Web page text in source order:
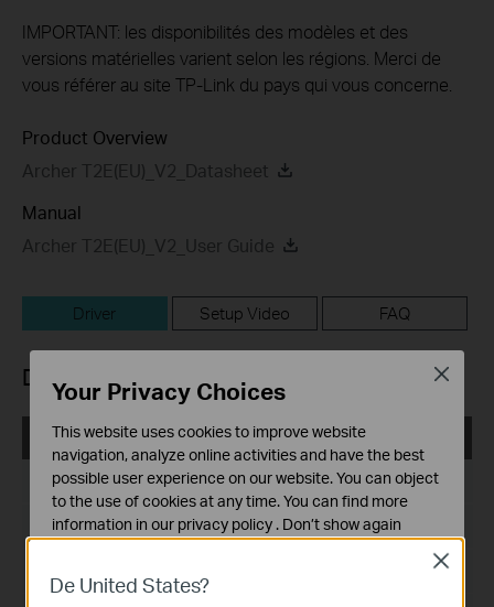
IMPORTANT: les disponibilités des modèles et des
versions matérielles varient selon les régions. Merci de
vous référer au site TP-Link du pays qui vous concerne.
Product Overview
Archer T2E(EU)_V2_Datasheet
Manual
Archer T2E(EU)_V2_User Guide
Driver Setup Video FAQ
Driver
Archer T2E(EU)_V2_20250702_Win10_Win11
Date de publication:2025-07-04
Langue:Multi-langues
De United States?
Close
Your Privacy Choices
This website uses cookies to improve website
navigation, analyze online activities and have the best
possible user experience on our website. You can object
to the use of cookies at any time. You can find more
information in our privacy policy . Don’t show again
Ces cookies sont nécessaires au fonctionnement du
Close